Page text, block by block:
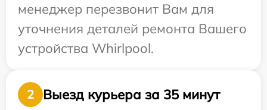
менеджер перезвонит Вам для
уточнения деталей ремонта Вашего
устройства Whirlpool.
2
Выезд курьера за 35 минут